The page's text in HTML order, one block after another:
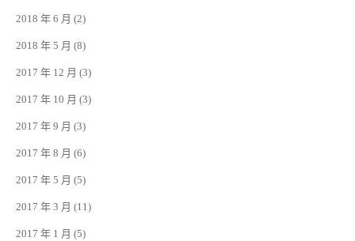
2018 年 6 月 (2)
2018 年 5 月 (8)
2017 年 12 月 (3)
2017 年 10 月 (3)
2017 年 9 月 (3)
2017 年 8 月 (6)
2017 年 5 月 (5)
2017 年 3 月 (11)
2017 年 1 月 (5)